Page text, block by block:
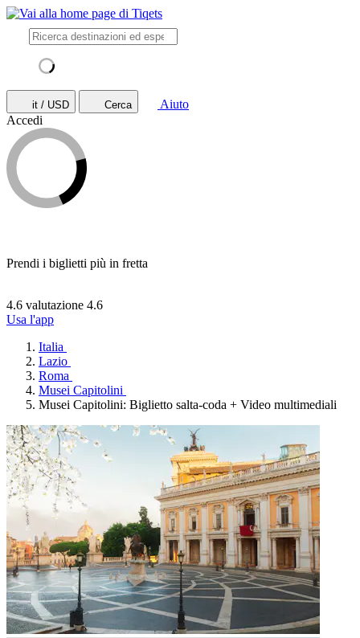
it / USD Cerca
Aiuto
Accedi
Prendi i biglietti più in fretta
4.6 valutazione 4.6
Usa l'app
Italia
Lazio
Roma
Musei Capitolini
Musei Capitolini: Biglietto salta-coda + Video multimediali